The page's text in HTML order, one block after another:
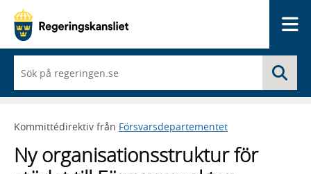
du
börjar
skriva
framträder
lista
med
Kommittédirektiv från Försvarsdepartementet
Ny organisationsstruktur för